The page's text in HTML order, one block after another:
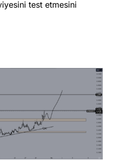
test etmesini